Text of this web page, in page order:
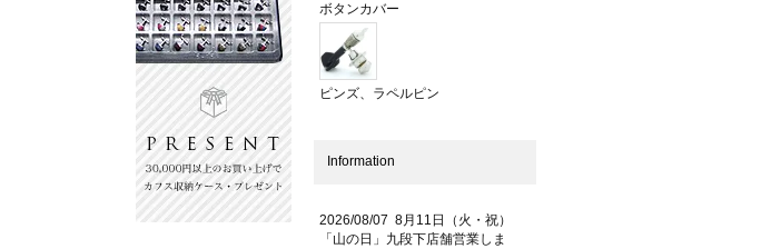
ボタンカバー
ピンズ、ラペルピン
Information
2026/08/07 8月11日（火・祝）
「山の日」九段下店舗営業しま